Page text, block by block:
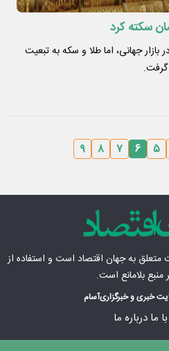
جهانی، اما طلا و سکه به تبعیت
گرفت.
۵ ۶ ۷ ۸ ۹
متعلق بهجهان اقتصاد است و استفاده از
منبع بلامانع است.
خبری و خبرگزاریآسام
ما درباره ما